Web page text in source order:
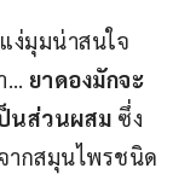
ง่มุมน่าสนใจ
… ยาดองมักจะ
นส่วนผสม ซึ่ง
ากสมุนไพรชนิด